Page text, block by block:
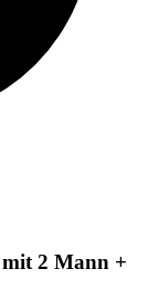
mit 2 Mann +